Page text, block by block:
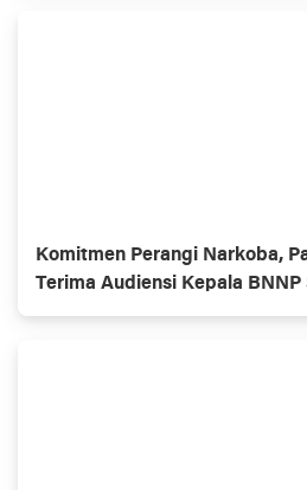
Komitmen Perangi Narkoba,
Terima Audiensi Kepala BNNP